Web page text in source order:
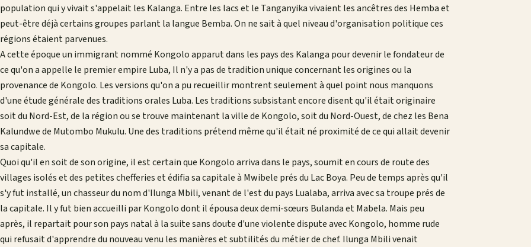
population qui y vivait s'appelait les Kalanga. Entre les lacs et le Tanganyika vivaient les ancêtres des Hemba et
peut-être déjà certains groupes parlant la langue Bemba. On ne sait à quel niveau d'organisation politique ces
régions étaient parvenues.
A cette époque un immigrant nommé Kongolo apparut dans les pays des Kalanga pour devenir le fondateur de
ce qu'on a appelle le premier empire Luba, Il n'y a pas de tradition unique concernant les origines ou la
provenance de Kongolo. Les versions qu'on a pu recueillir montrent seulement à quel point nous manquons
d'une étude générale des traditions orales Luba. Les traditions subsistant encore disent qu'il était originaire
soit du Nord-Est, de la région ou se trouve maintenant la ville de Kongolo, soit du Nord-Ouest, de chez les Bena
Kalundwe de Mutombo Mukulu. Une des traditions prétend même qu'il était né proximité de ce qui allait devenir
sa capitale.
Quoi qu'il en soit de son origine, il est certain que Kongolo arriva dans le pays, soumit en cours de route des
villages isolés et des petites chefferies et édifia sa capitale à Mwibele prés du Lac Boya. Peu de temps après qu'il
s'y fut installé, un chasseur du nom d'Ilunga Mbili, venant de l'est du pays Lualaba, arriva avec sa troupe prés de
la capitale. Il y fut bien accueilli par Kongolo dont il épousa deux demi-sœurs Bulanda et Mabela. Mais peu
après, il repartait pour son pays natal à la suite sans doute d'une violente dispute avec Kongolo, homme rude
qui refusait d'apprendre du nouveau venu les manières et subtilités du métier de chef. Ilunga Mbili venait